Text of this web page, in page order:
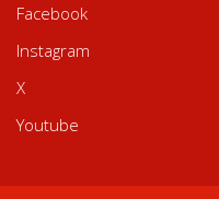
Facebook
Instagram
X
Youtube